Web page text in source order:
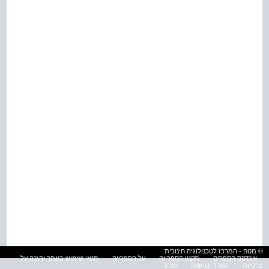
© מטח - המרכז לטכנולוגיה חינוכית
אינדקס הספרים
תקנון הספרייה על הספרייה
תנאי שימוש באתר והגנה על
פרטיות
הסדרי נגישות עזרה